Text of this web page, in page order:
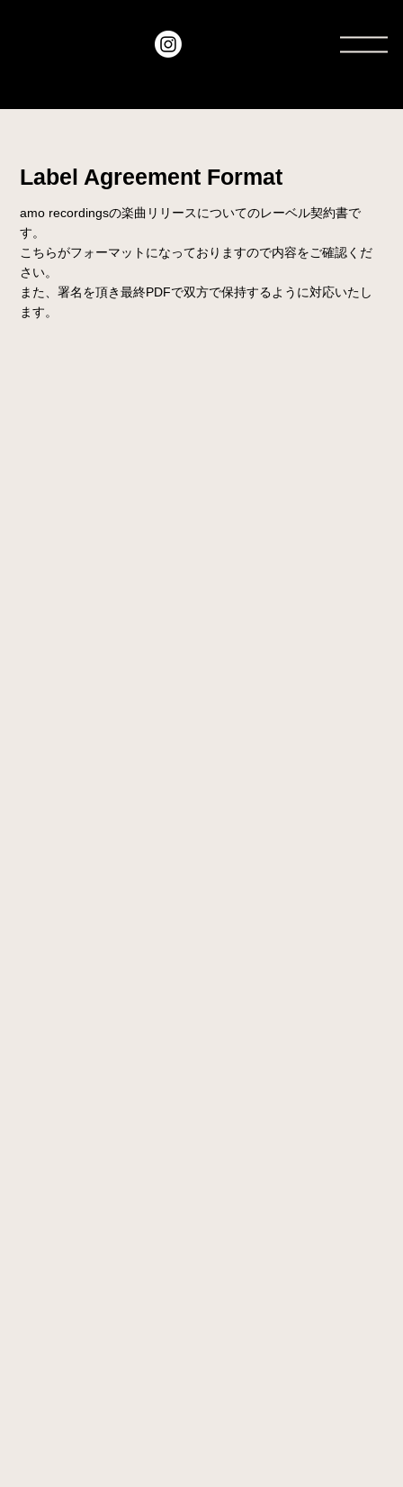
Label Agreement Format
amo recordingsの楽曲リリースについてのレーベル契約書で
す。
こちらがフォーマットになっておりますので内容をご確認くだ
さい。
​また、署名を頂き最終PDFで双方で保持するように対応いたし
ます。